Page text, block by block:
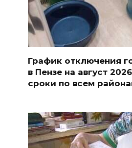
График отключения
в Пензе на август
сроки по всем